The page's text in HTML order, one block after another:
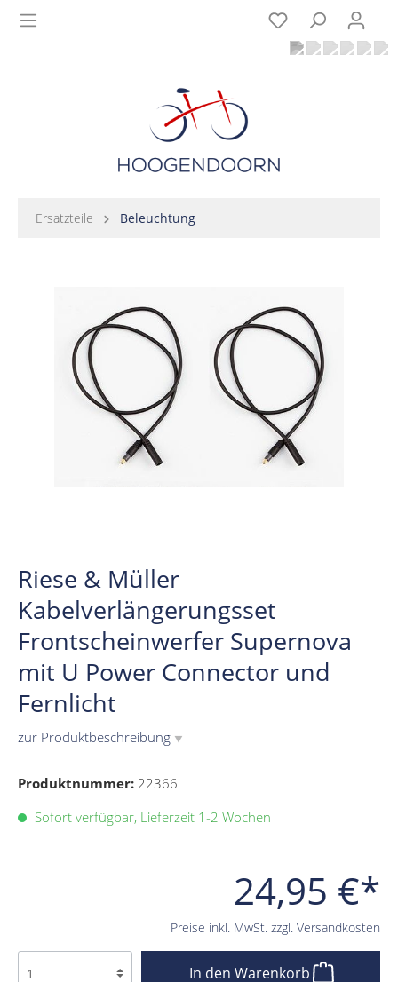
Ersatzteile Beleuchtung
Riese & Müller
Kabelverlängerungsset
Frontscheinwerfer Supernova
mit U Power Connector und
Fernlicht
zur Produktbeschreibung ▼
Produktnummer: 22366
24,95 €*
Preise inkl. MwSt. zzgl. Versandkosten
Sofort verfügbar, Lieferzeit 1-2 Wochen
In den Warenkorb